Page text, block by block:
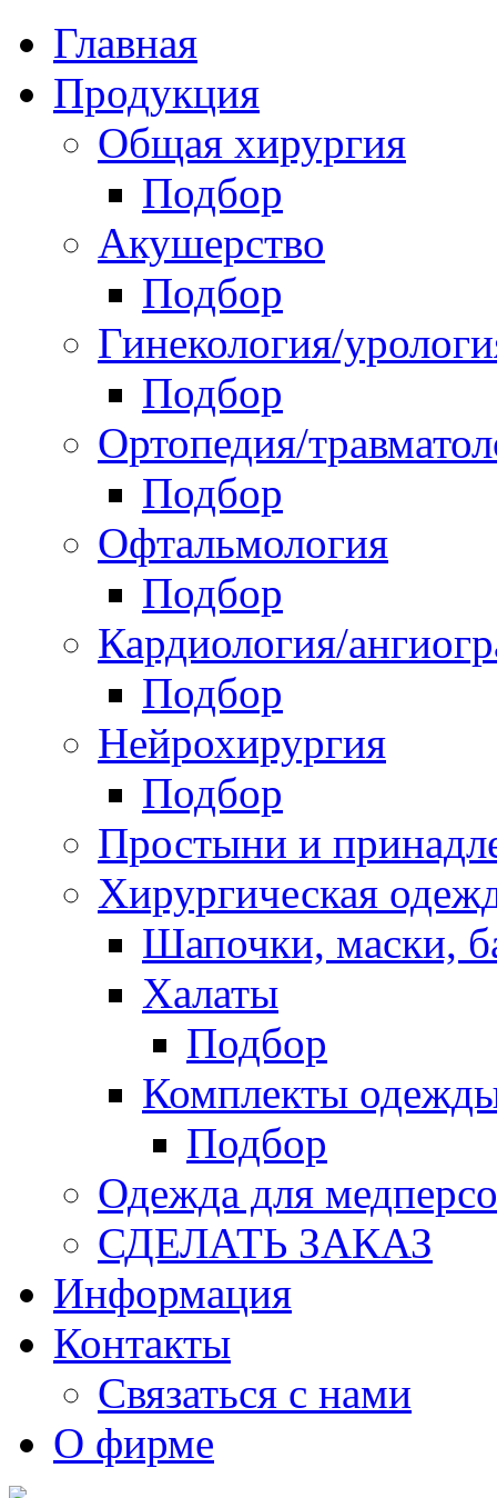
Главная
Продукция
Общая хирургия
Подбор
Акушерство
Подбор
Гинекология/
Подбор
Ортопедия/
Подбор
Офтальмология
Подбор
Кардиология/
Подбор
Нейрохирургия
Подбор
Простыни и
Хирургическая
Шапочки, маски,
Халаты
Подбор
Комплекты
Подбор
Одежда для
СДЕЛАТЬ ЗАКАЗ
Информация
Контакты
Связаться с нами
О фирме